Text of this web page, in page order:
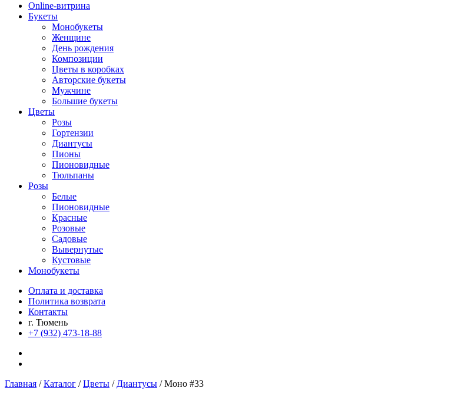
Online-витрина
Букеты
Монобукеты
Женщине
День рождения
Композиции
Цветы в коробках
Авторские букеты
Мужчине
Большие букеты
Цветы
Розы
Гортензии
Диантусы
Пионы
Пионовидные
Тюльпаны
Розы
Белые
Пионовидные
Красные
Розовые
Садовые
Вывернутые
Кустовые
Монобукеты
Оплата и доставка
Политика возврата
Контакты
г. Тюмень
+7 (932) 473-18-88
Главная /Каталог /Цветы / Диантусы /Моно #33